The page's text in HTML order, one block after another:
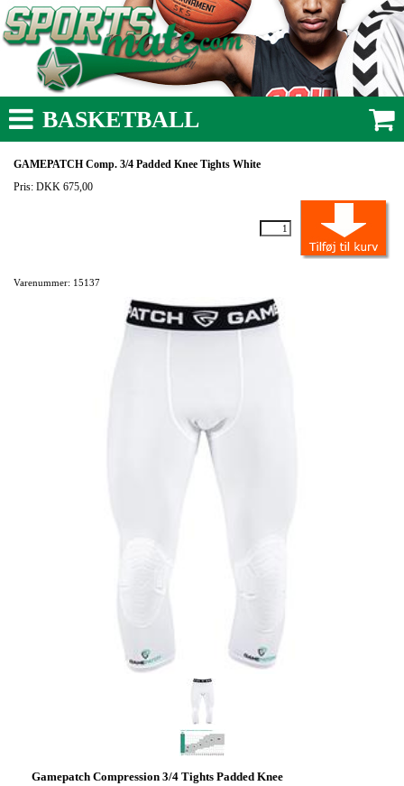
BASKETBALL
GAMEPATCH Comp. 3/4 Padded Knee Tights White
Pris: DKK 675,00
Varenummer: 15137
Gamepatch Compression 3/4 Tights Padded Knee